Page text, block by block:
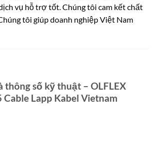
vụ hỗ trợ tốt. Chúng tôi cam kết chất
tôi giúp doanh nghiệp Việt Nam
thông số kỹ thuật – OLFLEX
Cable Lapp Kabel Vietnam